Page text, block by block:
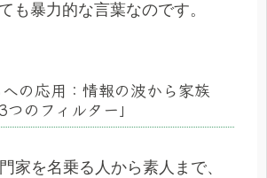
も暴力的な言葉なのです。
の応用：情報の波から家族
のフィルター」
家を名乗る人から素人まで、